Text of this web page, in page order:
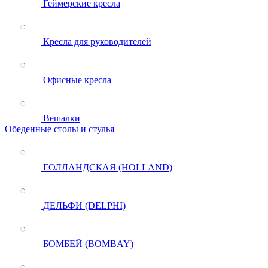
Геймерские кресла
Кресла для руководителей
Офисные кресла
Вешалки
Обеденные столы и стулья
ГОЛЛАНДСКАЯ (HOLLAND)
ДЕЛЬФИ (DELPHI)
БОМБЕЙ (BOMBAY)